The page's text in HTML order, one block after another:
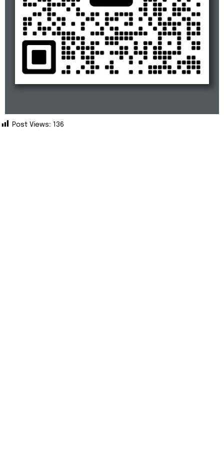
Post Views: 136